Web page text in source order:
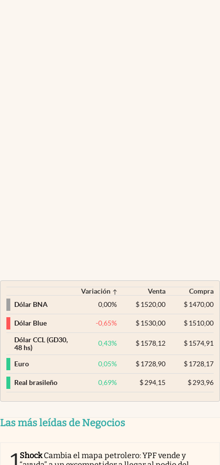
Variación Venta
Compra
Dólar BNA
0,00% $ 1520,00 $1470,00
Dólar Blue -0,65% $ 1530,00 $1510,00
Dólar CCL (GD30,
48 hs)
0,43% $ 1578,12 $1574,91
Euro 0,05% $ 1728,90 $1728,17
Real brasileño 0,69% $ 294,15 $293,96
Las más leídas de Negocios
Shock Cambia el mapa petrolero: YPF vende y